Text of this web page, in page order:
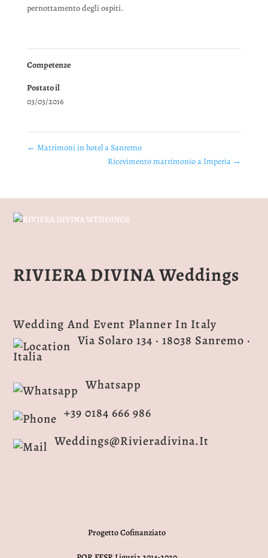
pernottamento degli ospiti.
Competenze
Postato il
03/03/2016
← Matrimoni in hotel a Sanremo
Ricevimento matrimonio a Imperia →
RIVIERA DIVINA Weddings
Wedding And Event Planner In Italy
Via Solaro 134 · 18038 Sanremo ·
Italia
Whatsapp
+39 0184 666 986
Weddings@rivieradivina.it
Progetto Cofinanziato